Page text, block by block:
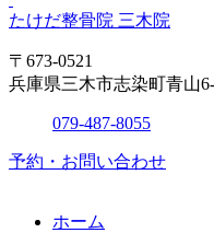
たけだ整骨院 三木院
〒673-0521
兵庫県三木市志染町青山6-
079-487-8055
予約・お問い合わせ
ホーム